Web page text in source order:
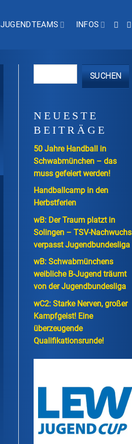
JUGENDTEAMS INFOS
SUCHEN
NEUESTE
BEITRÄGE
50 Jahre Handball in
Schwabmünchen – das
muss gefeiert werden!
Handballcamp in den
Herbstferien
wB: Der Traum platzt in
Solingen – TSV-Nachwuchs
verpasst Jugendbundesliga
wB: Schwabmünchens
weibliche B-Jugend träumt
von der Jugendbundesliga
wC2: Starke Nerven, großer
Kampfgeist! Eine
überzeugende
Qualifikationsrunde!